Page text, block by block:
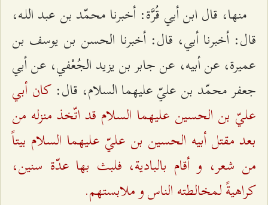
منها، قال ابن أبي قُرَّة: أخبرنا محمّد بن عبد اللـه،
قال: أخبرنا أبي، قال: أخبرنا الحسن بن يوسف بن
عميرة، عن أبيه، عن جابر بن يزيد الجُعْفي، عن أبي
جعفر محمّد بن عليّ عليهما السلام، قال:كان أبي
عليّ بن الحسين عليهما السلام قد اتّخذ منزله من
بعد مقتل أبيه الحسين بن عليّ عليهما السلام بيتاً
من شعر، و أقام بالبادية، فلبث بها عدّة سنين،
كراهيةً لمخالطته الناس و ملابستهم.